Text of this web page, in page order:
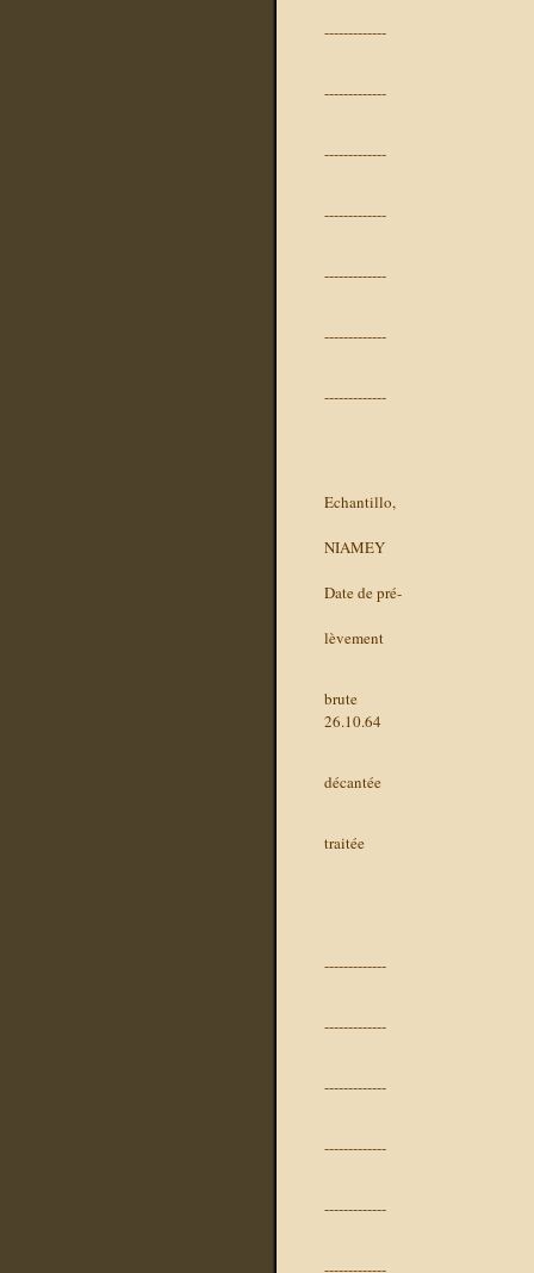
-------------
-------------
-------------
-------------
-------------
-------------
-------------
Echantillo,
NIAMEY
Date de pré-
lèvement
brute
26.10.64
décantée
traitée
-------------
-------------
-------------
-------------
-------------